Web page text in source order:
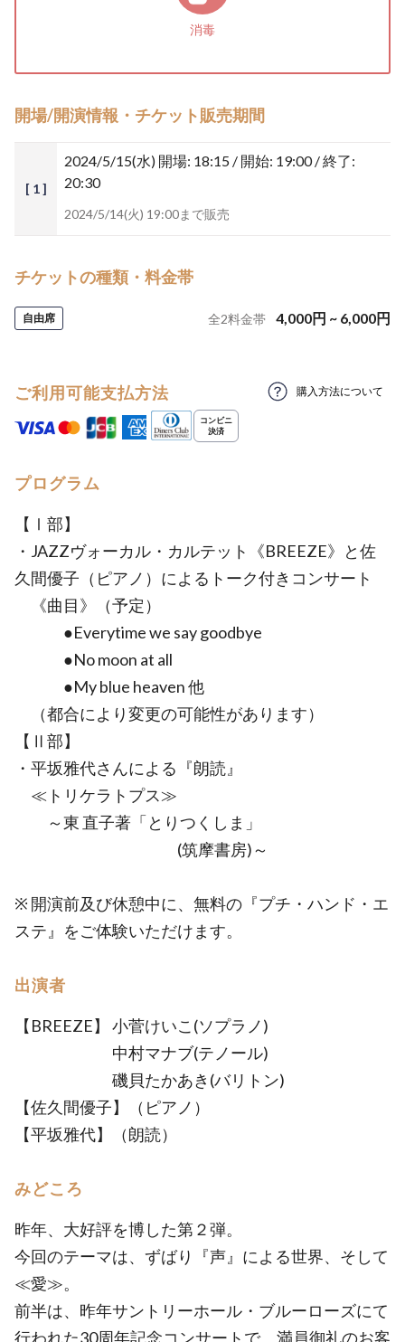
消毒
開場/開演情報・チケット販売期間
[ 1 ]
2024/5/15(水) 開場: 18:15 / 開始: 19:00 / 終了:
20:30
2024/5/14(火) 19:00まで販売
チケットの種類・料金帯
自由席 全2料金帯 4,000円 ~ 6,000円
ご利用可能支払方法 購入方法について
プログラム
【Ⅰ部】
・JAZZヴォーカル・カルテット《BREEZE》と佐
久間優子（ピアノ）によるトーク付きコンサート
《曲目》（予定）
●Everytime we say goodbye
●No moon at all
●My blue heaven 他
（都合により変更の可能性があります）
【Ⅱ部】
・平坂雅代さんによる『朗読』
≪トリケラトプス≫
～東 直子著「とりつくしま」
(筑摩書房)～
※ 開演前及び休憩中に、無料の『プチ・ハンド・エ
ステ』をご体験いただけます。
出演者
【BREEZE】 小菅けいこ(ソプラノ)
中村マナブ(テノール)
磯貝たかあき(バリトン)
【佐久間優子】（ピアノ）
【平坂雅代】（朗読）
みどころ
昨年、大好評を博した第２弾。
今回のテーマは、ずばり『声』による世界、そして
≪愛≫。
前半は、昨年サントリーホール・ブルーローズにて
行われた30周年記念コンサートで、満員御礼のお客